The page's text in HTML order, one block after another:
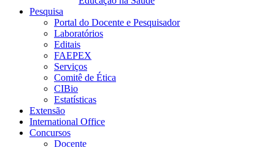
Pesquisa
Portal do Docente e Pesquisador
Laboratórios
Editais
FAEPEX
Serviços
Comitê de Ética
CIBio
Estatísticas
Extensão
International Office
Concursos
Docente